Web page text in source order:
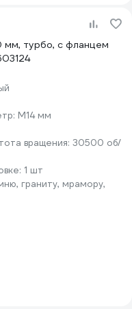
мм, турбо, с фланцем
М14 мм
вращения: 30500 об/
1 шт
граниту, мрамору,